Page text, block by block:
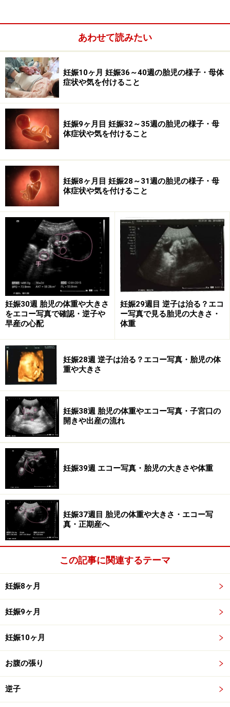
産休・育休の準備を
妊娠32週目の胎児の発達
妊娠32週（妊娠9ヶ月）のエコー写真・超音波写真
妊娠32週目：受精から210～216日目
胎児の大きさ：頭殿長（座高）が43～44cm
胎児の体重：1400～2100gほど
母体の変化：薄く黄みがかった初乳が出る人も
初期には2頭身体だった頭部は、今では4頭身になってい
ます。脳は活発に成長を続けていて、もう体の各器官に
指令をだしたり、感覚、知覚に必要なものはそろってい
ます。個人差はありますが、とても細くてやわらかい髪
めに伸びてきています。
妊娠32週（32w）には羊水の量はピークを迎え、約
800mlに。これ以降は少しずつ羊水の量が減って、子宮
の壁と赤ちゃんの密着度が増していきます。それでも出
産時には300～500mlほどの羊水は残っています。
母体も赤ちゃんを迎える準備ができあがってきて、薄い
黄色みがかった液体（初乳）が出る妊婦さんもいます。
胃や腸が圧迫されることで食べられないことや、便秘や
痔に悩むことも。適度な運動を心がけ、フルーツや野
菜、水などを積極的にとるようにしましょう。足がつっ
たり、こむらがえりに悩まされている人も、血液の循環
を良くするのがいちばん。マッサージしたり、足首やひ
▽参考記事
真で確認
妊娠33週目の胎児の発達
あわせて読みたい
妊娠10ヶ月 妊娠36～40週の胎児の様子・母体
症状や気を付けること
妊娠9ヶ月目 妊娠32～35週の胎児の様子・母
体症状や気を付けること
妊娠8ヶ月目 妊娠28～31週の胎児の様子・母
体症状や気を付けること
妊娠30週 胎児の体重や大きさ
をエコー写真で確認・逆子や
早産の心配
妊娠29週目 逆子は治る？エコ
ー写真で見る胎児の大きさ・
体重
妊娠28週 逆子は治る？エコー写真・胎児の体
重や大きさ
妊娠38週 胎児の体重やエコー写真・子宮口の
開きや出産の流れ
妊娠39週 エコー写真・胎児の大きさや体重
妊娠37週目 胎児の体重や大きさ・エコー写
真・正期産へ
この記事に関連するテーマ
妊娠8ヶ月
妊娠9ヶ月
妊娠10ヶ月
お腹の張り
逆子